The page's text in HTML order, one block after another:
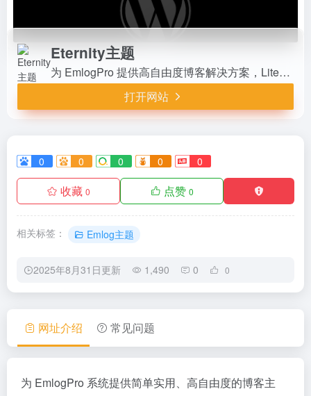
Eternity主题
为 EmlogPro 提供高自由度博客解决方案，Lite（¥99）和 Pro（¥299）版本支持商城、论坛、用户中心等功能。响应式设计、永久授权、免费更新，适配多设备，是个人博客与商业站点的理想选择。
打开网站
0 0 0 0 0
收藏 0 点赞 0
相关标签： Emlog主题
2025年8月31日更新 1,490 0 0
网址介绍 常见问题
为 EmlogPro 系统提供简单实用、高自由度的博客主